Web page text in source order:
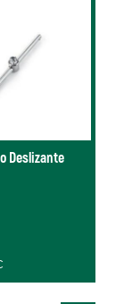
Deslizante